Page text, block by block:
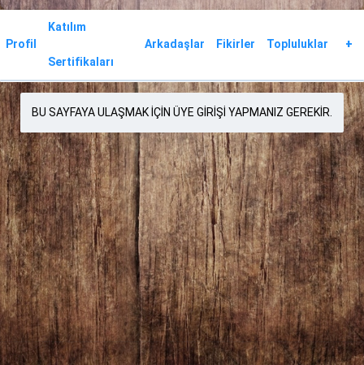
Profil
Katılım
Sertifikaları
Arkadaşlar Fikirler Topluluklar +
BU SAYFAYA ULAŞMAK IÇIN ÜYE GIRIŞI YAPMANIZ GEREKIR.